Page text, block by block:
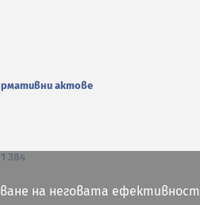
актове
384
на неговата